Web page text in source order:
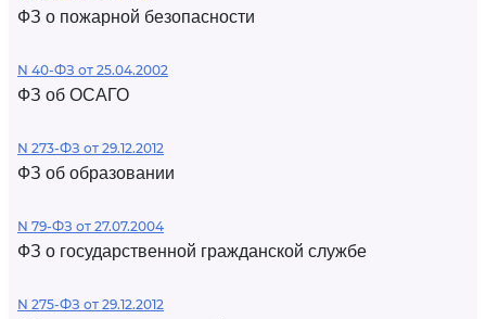
ФЗ о пожарной безопасности
N 40-ФЗ от 25.04.2002
ФЗ об ОСАГО
N 273-ФЗ от 29.12.2012
ФЗ об образовании
N 79-ФЗ от 27.07.2004
ФЗ о государственной гражданской службе
N 275-ФЗ от 29.12.2012